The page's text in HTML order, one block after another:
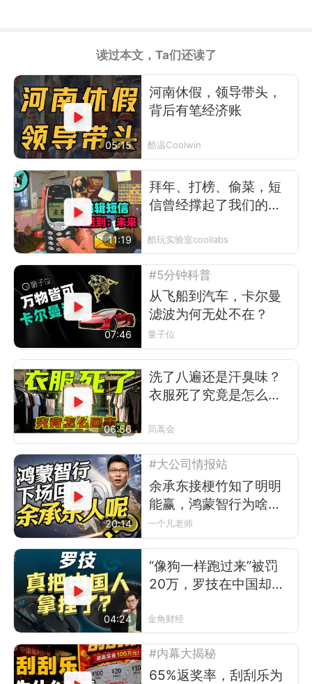
读过本文，Ta们还读了
05:15
河南休假，领导带头，
背后有笔经济账
酷温Coolwin
11:19
拜年、打榜、偷菜，短
信曾经撑起了我们的前
酷玩实验室coollabs
07:46
#5分钟科普
从飞船到汽车，卡尔曼
滤波为何无处不在？
量子位
06:56
洗了八遍还是汗臭味？
衣服死了究竟是怎么回
茼蒿会
20:14
#大公司情报站
余承东接梗竹知了明明
能赢，鸿蒙智行为啥不
让？
一个凡老师
04:24
“像狗一样跑过来”被罚
20万，罗技在中国却卖
金角财经
#内幕大揭秘
65%返奖率，刮刮乐为